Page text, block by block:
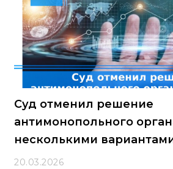
Суд отменил решение
антимонопольного
несколькими
20.03.2026